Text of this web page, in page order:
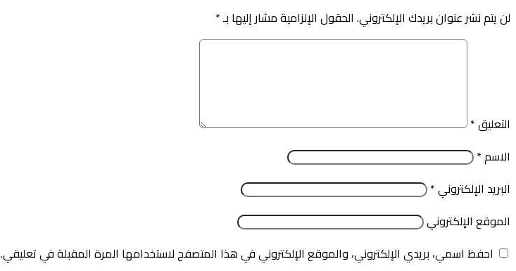
لن يتم نشر عنوان بريدك الإلكتروني. الحقول الإلزامية مشار إليها بـ*
التعليق*
الاسم*
البريد الإلكتروني*
الموقع الإلكتروني
احفظ اسمي، بريدي الإلكتروني، والموقع الإلكتروني في هذا المتصفح لاستخدامها المرة المقبلة في تعليقي.